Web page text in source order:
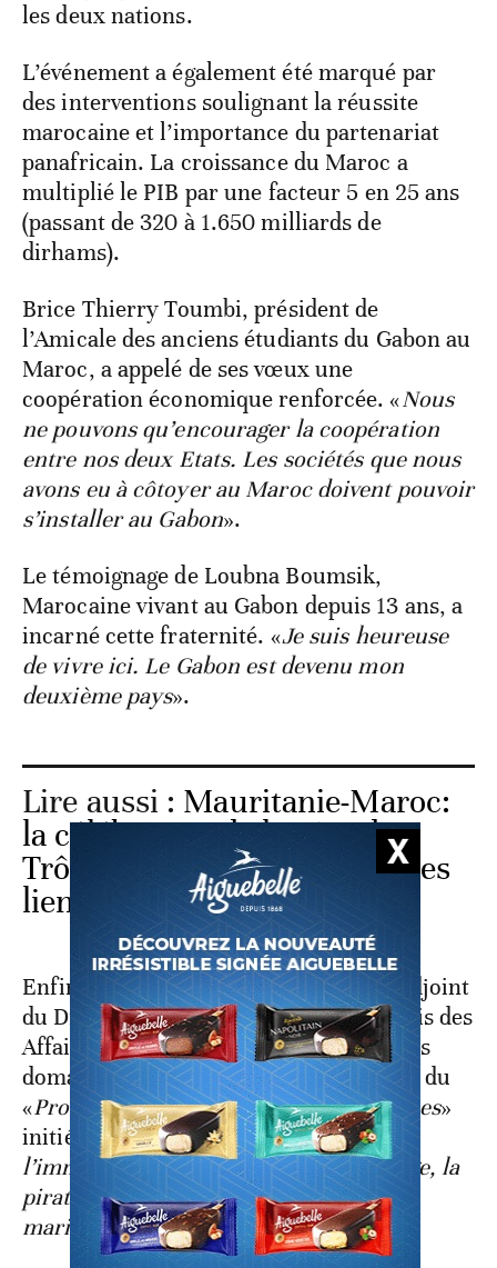
les deux nations.
L’événement a également été marqué par
des interventions soulignant la réussite
marocaine et l’importance du partenariat
panafricain. La croissance du Maroc a
multiplié le PIB par une facteur 5 en 25 ans
(passant de 320 à 1.650 milliards de
dirhams).
Brice Thierry Toumbi, président de
l’Amicale des anciens étudiants du Gabon au
Maroc, a appelé de ses vœux une
coopération économique renforcée. «Nous
ne pouvons qu’encourager la coopération
entre nos deux Etats. Les sociétés que nous
avons eu à côtoyer au Maroc doivent pouvoir
s’installer au Gabon».
Le témoignage de Loubna Boumsik,
Marocaine vivant au Gabon depuis 13 ans, a
incarné cette fraternité. «Je suis heureuse
de vivre ici. Le Gabon est devenu mon
deuxième pays».
Lire aussi : Mauritanie-Maroc:
la célébration de la Fête du
Trône, symbole de la force des
liens entre les peuples
Enfin, M. Yangui Malongo, directeur adjoint
du Droit de la mer au ministère gabonais des
Affaires étrangères, a mis en lumière les
domaines de convergence dans le cadre du
«Processus Africain des États Atlantiques»
initié par le Roi: «La lutte contre
l’immigration clandestine, le brigandage, la
piraterie maritime et le terrorisme
maritime».